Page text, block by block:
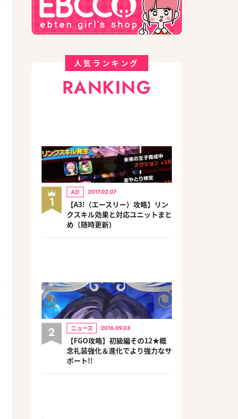
人気ランキング
RANKING
1
A3! 2017.02.07
【A3!（エースリー）攻略】リン
クスキル効果と対応ユニットまと
め（随時更新）
2 ニュース 2016.09.03
【FGO攻略】初級編その12★概
念礼装強化＆進化でより強力なサ
ポート!!